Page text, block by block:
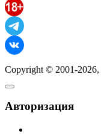
Copyright © 2001-2026,
Авторизация